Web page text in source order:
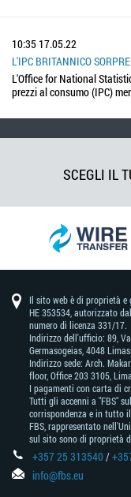
10:35 17.05.22
L'IPC BRITANNICO
L'Office for National
prezzi al consumo (IPC)
SCEGLI IL
Il sito web è di proprietà
HE 353534, autorizzato
numero di licenza 331/17.
Indirizzo dell'ufficio: 89,
Germasogeias, 4048
Indirizzo sede: Arch.
floor, Office 203 3105,
I pagamenti con carta di
Tutti gli accenni a "FBS"
corrispondenza e in tutto
FBS, rappresentato
sul sito sono di proprietà
+357 25 313540/
info@fbs.eu